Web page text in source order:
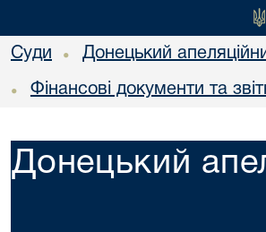
Суди • Донецький
• Фінансові документи та
Донецький